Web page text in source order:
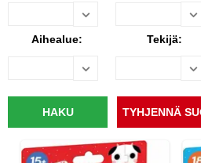
Aihealue: Tekijä: